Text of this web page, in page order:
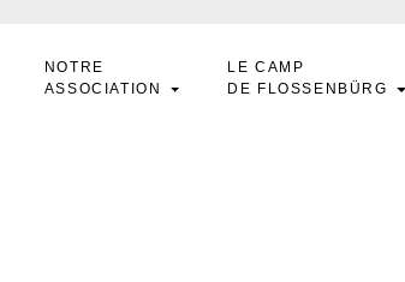
NOTRE
ASSOCIATION
LE CAMP
DE FLOSSENBÜRG